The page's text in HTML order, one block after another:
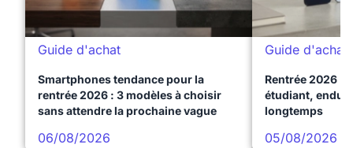
Guide d'achat
Smartphones tendance pour la
rentrée 2026 : 3 modèles à choisir
sans attendre la prochaine vague
06/08/2026
Guide d'achat
Rentrée 2026 :
étudiant,
longtemps
05/08/2026